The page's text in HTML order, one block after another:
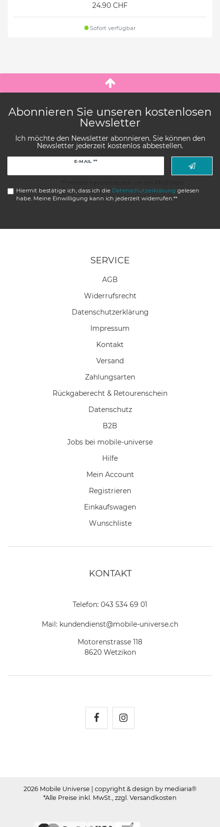
24.90 CHF
Sofort verfügbar
Abonnieren Sie unseren kostenlosen
Newsletter
Ich möchte den Newsletter abonnieren. Sie können den
Newsletter jederzeit kostenlos abbestellen.
E-MAIL **
Hiermit bestätige ich, dass ich die Daten­schutz­erklärung gelesen
habe. Meine Einwilligung kann ich jederzeit widerrufen.**
SERVICE
AGB
Widerrufs­recht
Daten­schutz­erklärung
Impressum
Kontakt
Versand
Zahlungsarten
Rückgaberecht & Retourenschein
Datenschutz
B2B
Jobs bei mobile-universe
Hilfe
Mein Account
Registrieren
Einkaufswagen
Wunschliste
KONTAKT
Telefon: 043 534 69 01
Mail: kundendienst@mobile-universe.ch
Motorenstrasse 118
8620 Wetzikon
2026 Mobile Universe
| copyright & design by mediaria®
*Alle Preise inkl. MwSt., zzgl. Versandkosten